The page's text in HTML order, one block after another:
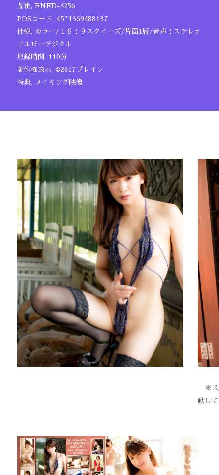
品番, ENFD-4256
POSコード, 4571369488137
仕様, カラー/１６：９スクイーズ/片面1層/音声：ステレオ
ドルビーデジタル
収録時間, 110分
著作権表示, ©2017ブレイン
特典, メイキング映像
※ス
動し